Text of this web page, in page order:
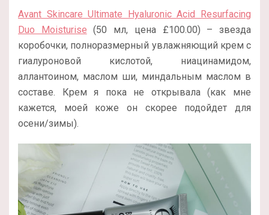
Avant Skincare Ultimate Hyaluronic Acid Resurfacing
Duo Moisturise (50 мл, цена £100.00) – звезда
коробочки, полноразмерный увлажняющий крем с
гиалуроновой кислотой, ниацинамидом,
аллантоином, маслом ши, миндальным маслом в
составе. Крем я пока не открывала (как мне
кажется, моей коже он скорее подойдет для
осени/зимы).